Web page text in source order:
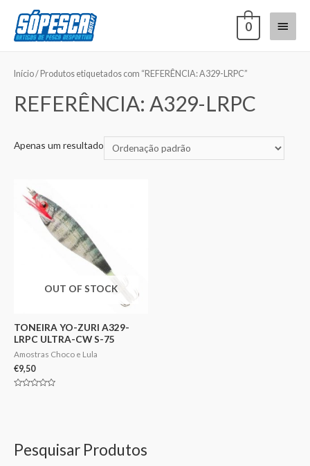
0
Pesquisar Produtos
Início/ Produtos etiquetados com “REFERÊNCIA: A329-LRPC”
REFERÊNCIA: A329-LRPC
Apenas um resultado
OUT OF STOCK
TONEIRA YO-ZURI A329-
LRPC ULTRA-CW S-75
Amostras Choco e Lula
€9,50